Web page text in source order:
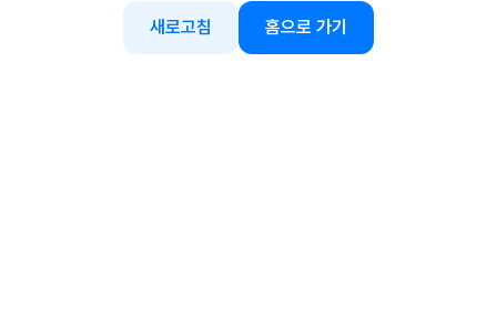
새로고침 홈으로 가기